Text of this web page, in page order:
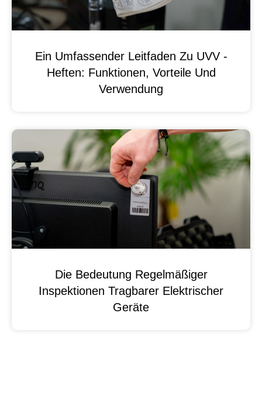
Ein Umfassender Leitfaden Zu UVV -
Heften: Funktionen, Vorteile Und
Verwendung
Die Bedeutung Regelmäßiger
Inspektionen Tragbarer Elektrischer
Geräte